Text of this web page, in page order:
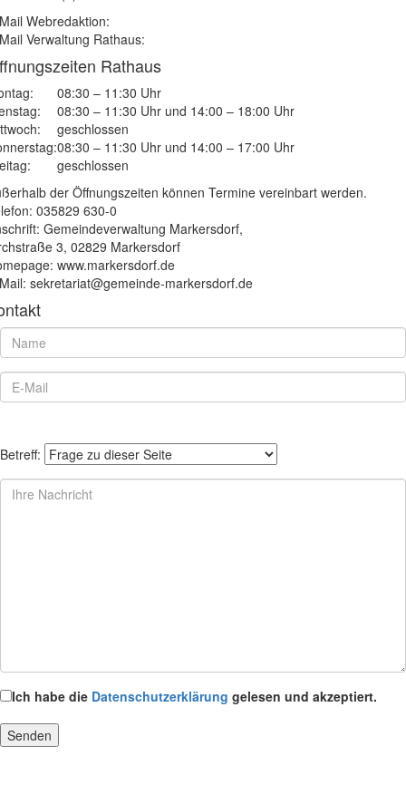
Webredaktion:
Verwaltung Rathaus:
Rathaus
08:30 – 11:30 Uhr
08:30 – 11:30 Uhr und 14:00 – 18:00 Uhr
geschlossen
08:30 – 11:30 Uhr und 14:00 – 17:00 Uhr
geschlossen
der Öffnungszeiten können Termine vereinbart werden.
035829 630-0
Gemeindeverwaltung Markersdorf,
3, 02829 Markersdorf
www.markersdorf.de
sekretariat@gemeinde-markersdorf.de
Betreff:
Ich habe die Datenschutzerklärung gelesen und akzeptiert.